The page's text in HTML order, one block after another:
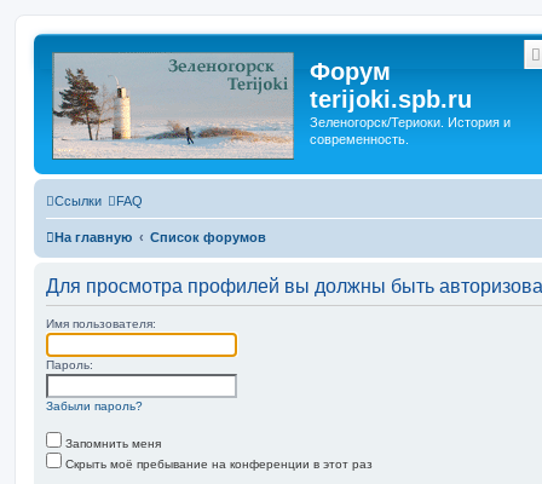
Форум
terijoki.spb.ru
Зеленогорск/Териоки. История и
современность.
Ссылки FAQ
На главную Список форумов
Для просмотра профилей вы должны быть
Имя пользователя:
Пароль:
Забыли пароль?
Запомнить меня
Скрыть моё пребывание на конференции в этот раз